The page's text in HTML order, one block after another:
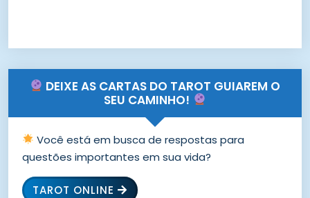
DEIXE AS CARTAS DO TAROT GUIAREM O
SEU CAMINHO!
Você está em busca de respostas para
questões importantes em sua vida?
TAROT ONLINE